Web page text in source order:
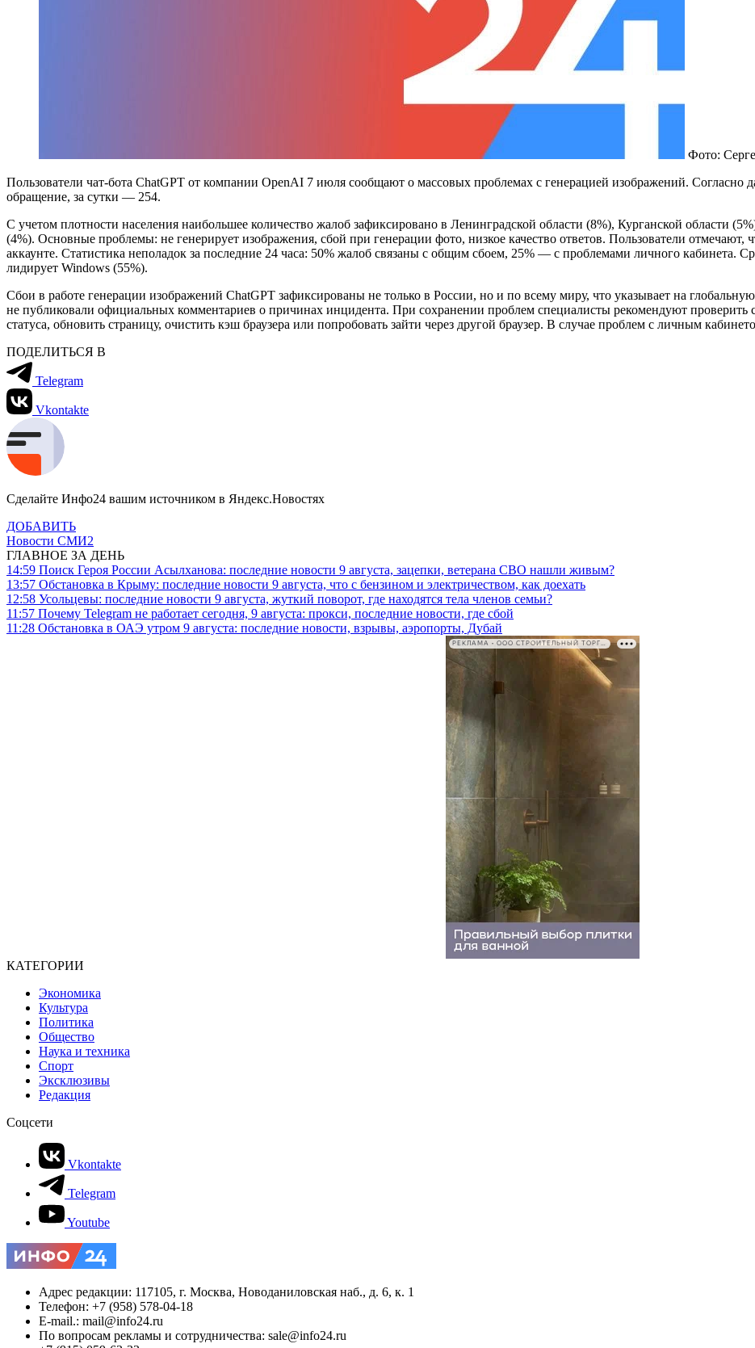
Фото:
Пользователи чат-бота ChatGPT от компании OpenAI 7 июля сообщают о массовых проблемах с генерацией изображений. Согласно
обращение, за сутки — 254.
С учетом плотности населения наибольшее количество жалоб зафиксировано в Ленинградской области (8%), Курганской области
(4%). Основные проблемы: не генерирует изображения, сбой при генерации фото, низкое качество ответов. Пользователи отмечают,
аккаунте. Статистика неполадок за последние 24 часа: 50% жалоб связаны с общим сбоем, 25% — с проблемами личного кабинета.
лидирует Windows (55%).
Сбои в работе генерации изображений ChatGPT зафиксированы не только в России, но и по всему миру, что указывает на
не публиковали официальных комментариев о причинах инцидента. При сохранении проблем специалисты рекомендуют проверить
статуса, обновить страницу, очистить кэш браузера или попробовать зайти через другой браузер. В случае проблем с личным
ПОДЕЛИТЬСЯ В
Telegram
Vkontakte
Сделайте Инфо24 вашим источником в Яндекс.Новостях
ДОБАВИТЬ
Новости СМИ2
ГЛАВНОЕ ЗА ДЕНЬ
14:59 Поиск Героя России Асылханова: последние новости 9 августа, зацепки, ветерана СВО нашли живым?
13:57 Обстановка в Крыму: последние новости 9 августа, что с бензином и электричеством, как доехать
12:58 Усольцевы: последние новости 9 августа, жуткий поворот, где находятся тела членов семьи?
11:57 Почему Telegram не работает сегодня, 9 августа: прокси, последние новости, где сбой
11:28 Обстановка в ОАЭ утром 9 августа: последние новости, взрывы, аэропорты, Дубай
РЕКЛАМА • ООО СТРОИТЕЛЬНЫЙ ТОРГОВЫЙ ДОМ «ПЕТРОВИЧ». ИНН: 7802348846
КАТЕГОРИИ
Экономика
Культура
Политика
Общество
Наука и техника
Спорт
Эксклюзивы
Редакция
Соцсети
Vkontakte
Telegram
Youtube
Адрес редакции: 117105, г. Москва, Новоданиловская наб., д. 6, к. 1
Телефон: +7 (958) 578-04-18
E-mail.: mail@info24.ru
По вопросам рекламы и сотрудничества: sale@info24.ru